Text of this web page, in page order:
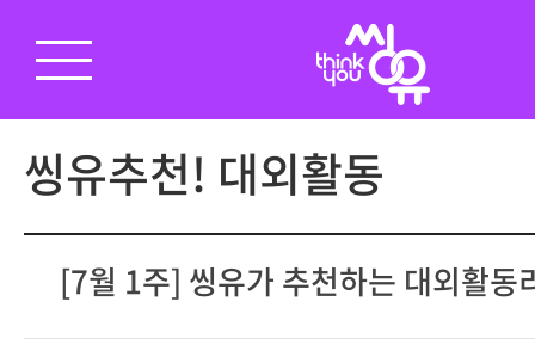
씽유추천! 대외활동
[7월 1주] 씽유가 추천하는 대외활동